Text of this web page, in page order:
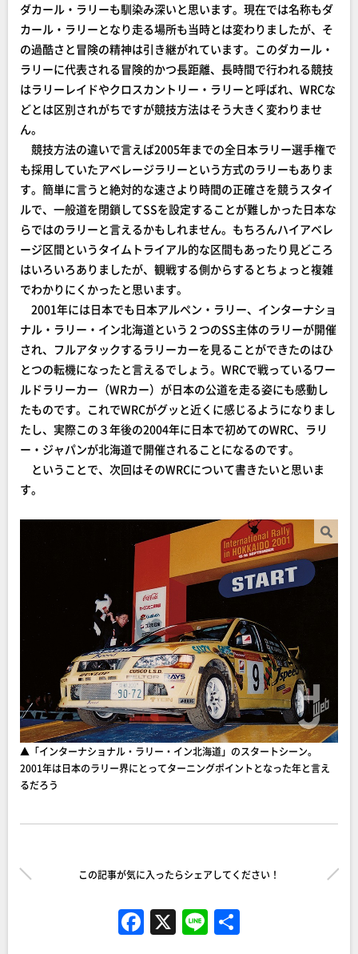
ダカール・ラリーも馴染み深いと思います。現在では名称もダ
カール・ラリーとなり走る場所も当時とは変わりましたが、そ
の過酷さと冒険の精神は引き継がれています。このダカール・
ラリーに代表される冒険的かつ長距離、長時間で行われる競技
はラリーレイドやクロスカントリー・ラリーと呼ばれ、WRCな
どとは区別されがちですが競技方法はそう大きく変わりませ
ん。
競技方法の違いで言えば2005年までの全日本ラリー選手権で
も採用していたアベレージラリーという方式のラリーもありま
す。簡単に言うと絶対的な速さより時間の正確さを競うスタイ
ルで、一般道を閉鎖してSSを設定することが難しかった日本な
らではのラリーと言えるかもしれません。もちろんハイアベレ
ージ区間というタイムトライアル的な区間もあったり見どころ
はいろいろありましたが、観戦する側からするとちょっと複雑
でわかりにくかったと思います。
2001年には日本でも日本アルペン・ラリー、インターナショ
ナル・ラリー・イン北海道という２つのSS主体のラリーが開催
され、フルアタックするラリーカーを見ることができたのはひ
とつの転機になったと言えるでしょう。WRCで戦っているワー
ルドラリーカー（WRカー）が日本の公道を走る姿にも感動し
たものです。これでWRCがグッと近くに感じるようになりまし
たし、実際この３年後の2004年に日本で初めてのWRC、ラリ
ー・ジャパンが北海道で開催されることになるのです。
ということで、次回はそのWRCについて書きたいと思いま
す。
▲「インターナショナル・ラリー・イン北海道」のスタートシーン。
2001年は日本のラリー界にとってターニングポイントとなった年と言え
るだろう
この記事が気に入ったらシェアしてください！
F X Li